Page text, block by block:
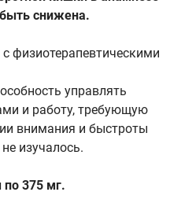
снижена.
физиотерапевтическими
управлять
и работу, требующую
внимания и быстроты
изучалось.
375 мг.